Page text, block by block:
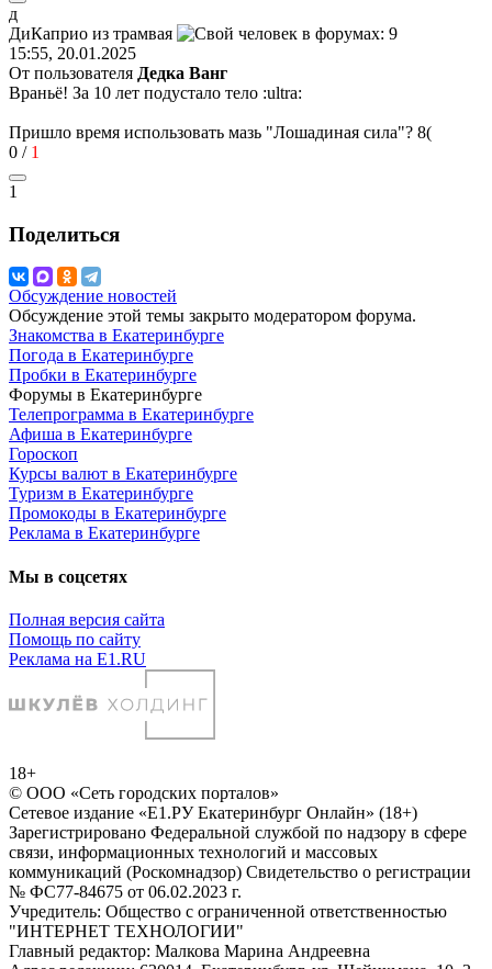
д
ДиКаприо из трамвая
15:55, 20.01.2025
От пользователя Дедка Ванг
Враньё! За 10 лет подустало тело :ultra:
Пришло время использовать мазь "Лошадиная сила"? 8(
0 / 1
1
Поделиться
Обсуждение новостей
Обсуждение этой темы закрыто модератором форума.
Знакомства в Екатеринбурге
Погода в Екатеринбурге
Пробки в Екатеринбурге
Форумы в Екатеринбурге
Телепрограмма в Екатеринбурге
Афиша в Екатеринбурге
Гороскоп
Курсы валют в Екатеринбурге
Туризм в Екатеринбурге
Промокоды в Екатеринбурге
Реклама в Екатеринбурге
Мы в соцсетях
Полная версия сайта
Помощь по сайту
Реклама на E1.RU
18+
© ООО «Сеть городских порталов»
Сетевое издание «Е1.РУ Екатеринбург Онлайн» (18+)
Зарегистрировано Федеральной службой по надзору в сфере
связи, информационных технологий и массовых
коммуникаций (Роскомнадзор) Свидетельство о регистрации
№ ФС77-84675 от 06.02.2023 г.
Учредитель: Общество с ограниченной ответственностью
"ИНТЕРНЕТ ТЕХНОЛОГИИ"
Главный редактор: Малкова Марина Андреевна